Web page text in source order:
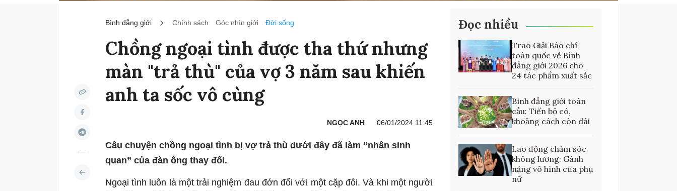
Bình đẳng giới Chính sách Góc nhìn giới Đời sống
Chồng ngoại tình được tha thứ nhưng
màn "trả thù" của vợ 3 năm sau khiến
anh ta sốc vô cùng
NGỌC ANH 06/01/2024 11:45
Câu chuyện chồng ngoại tình bị vợ trả thù dưới đây đã làm “nhân sinh
quan” của đàn ông thay đổi.
Ngoại tình luôn là một trải nghiệm đau đớn đối với một cặp đôi. Và khi một người
Đọc nhiều
Trao Giải Báo chí
toàn quốc về Bình
đẳng giới 2026 cho
24 tác phẩm xuất sắc
Bình đẳng giới toàn
cầu: Tiến bộ có,
khoảng cách còn dài
Lao động chăm sóc
không lương: Gánh
nặng vô hình của phụ
nữ